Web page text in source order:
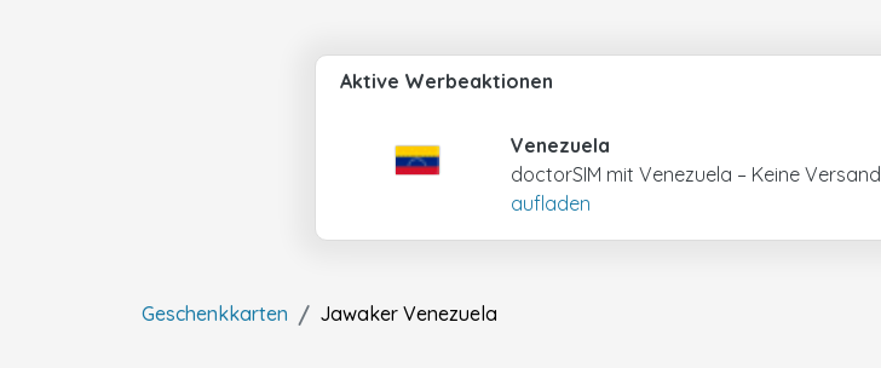
Aktive Werbeaktionen
Venezuela
doctorSIM mit Venezuela – Keine
aufladen
Geschenkkarten Jawaker Venezuela